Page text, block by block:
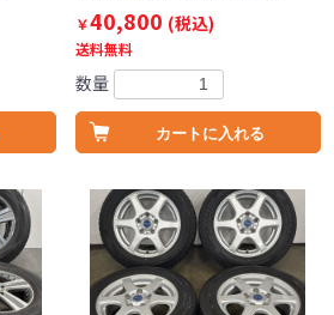
￥40,800 (税込)
送料無料
数量
カートに入れる